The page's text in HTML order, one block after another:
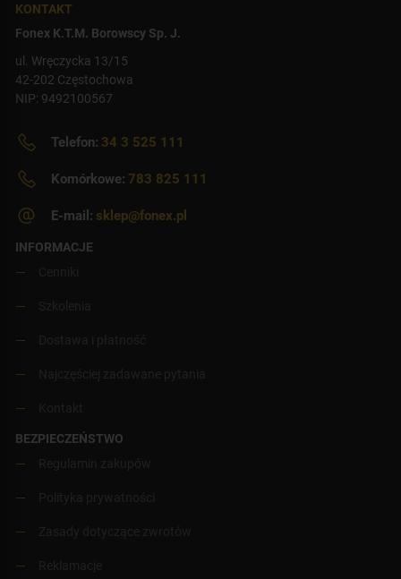
KONTAKT
Fonex K.T.M. Borowscy Sp. J.
ul. Wręczycka 13/15
42-202 Częstochowa
NIP: 9492100567
Telefon: 34 3 525 111
Komórkowe: 783 825 111
E-mail: sklep@fonex.pl
INFORMACJE
BEZPIECZEŃSTWO